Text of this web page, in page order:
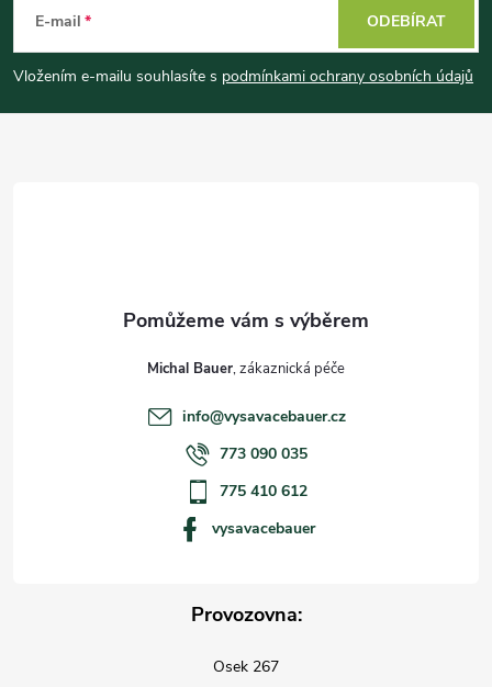
p
a
E-mail
Vložením e-mailu souhlasíte s podmínkami ochrany osobních údajů
ODEBÍRAT
Michal Bauer
info@vysavacebauer.cz
773 090 035
775 410 612
vysavacebauer
Provozovna:
Osek 267